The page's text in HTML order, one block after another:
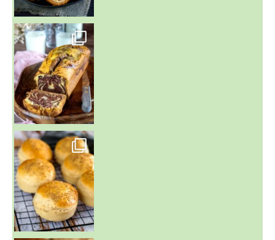
~ BUNS MAISON ~
Un peu de boulange par ici au